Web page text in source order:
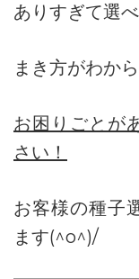
ありすぎて選
まき方がわか
お困りごとが
さい！
お客様の種子
ます(^o^)/